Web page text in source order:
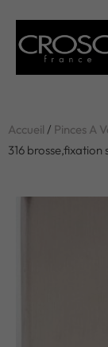
Accueil / Pinces A
316